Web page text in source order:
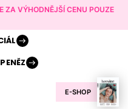
ZA VÝHODNĚJŠÍ CENU POUZE
E-SHOP